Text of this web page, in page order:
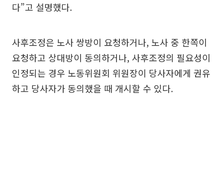
다”고 설명했다.
사후조정은 노사 쌍방이 요청하거나, 노사 중 한쪽이
요청하고 상대방이 동의하거나, 사후조정의 필요성이
인정되는 경우 노동위원회 위원장이 당사자에게 권유
하고 당사자가 동의했을 때 개시할 수 있다.